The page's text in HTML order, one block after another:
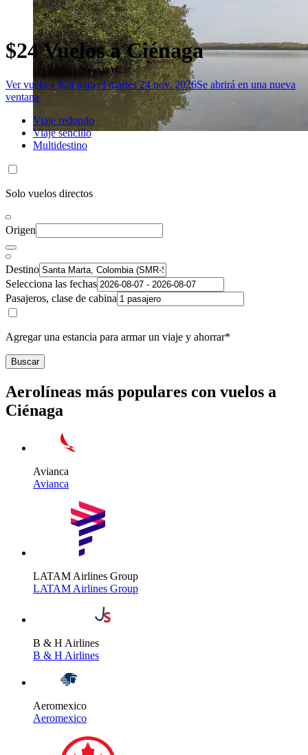
$24 Vuelos a Ciénaga
Ver vuelo a $24 para el martes 24 nov. 2026Se abrirá en una nueva
ventana
Viaje redondo
Viaje sencillo
Multidestino
Solo vuelos directos
Origen
Destino
Selecciona las fechas
Pasajeros, clase de cabina
Agregar una estancia para armar un viaje y ahorrar*
Buscar
Aerolíneas más populares con vuelos a
Ciénaga
Avianca
Avianca
LATAM Airlines Group
LATAM Airlines Group
B & H Airlines
B & H Airlines
Aeromexico
Aeromexico